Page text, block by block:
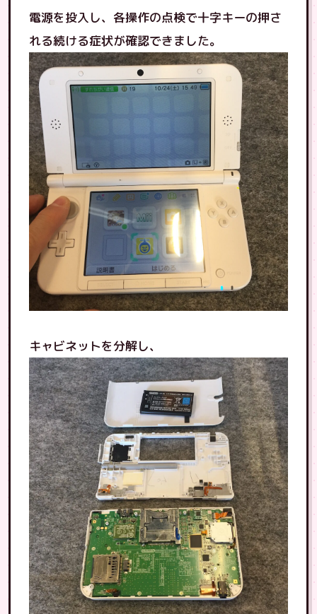
電源を投入し、各操作の点検で十字キーの押さ
れる続ける症状が確認できました。
キャビネットを分解し、